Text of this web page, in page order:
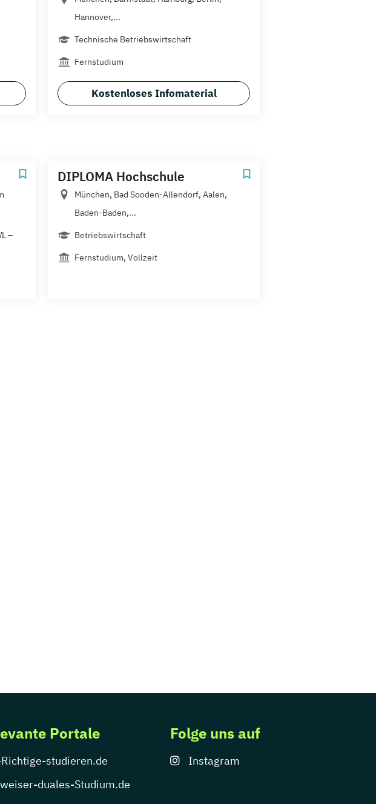
Hannover,...
Technische Betriebswirtschaft
Fernstudium
Kostenloses Infomaterial
–
DIPLOMA Hochschule
München, Bad Sooden-Allendorf, Aalen,
Baden-Baden,...
Betriebswirtschaft
Fernstudium, Vollzeit
Portale
studieren.de
duales-Studium.de
Folge uns auf
Instagram